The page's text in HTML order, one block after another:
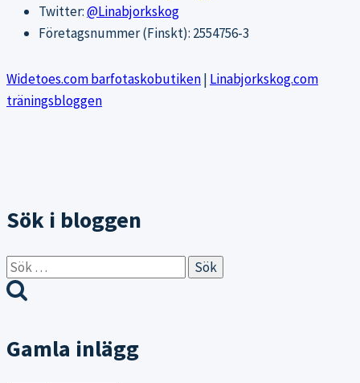
Twitter:@Linabjorkskog
Företagsnummer (Finskt): 2554756-3
Widetoes.com barfotaskobutiken| Linabjorkskog.com
träningsbloggen
Sök i bloggen
Sök
efter:
Gamla inlägg